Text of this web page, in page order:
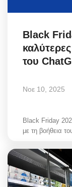
Black
του
Νοε 10, 2025
Black Friday
με τη βοήθεια